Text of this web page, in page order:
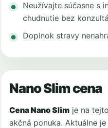
Neužívajte súčasne s
chudnutie bez
Doplnok stravy
Nano Slim cena
Cena Nano Slim je na
akčná ponuka. Aktuálne